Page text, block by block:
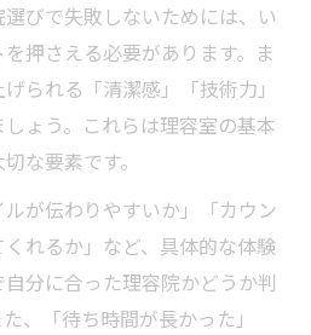
コミを活用する具体的手順
院探しは口コミ比較が効果
見極め方と注意点を解説
院の隠れた魅力も発掘でき
考になる口コミのポイント
践アドバイスまとめ
びで失敗しないためには、い
押さえる必要があります。ま
られる「清潔感」「技術力」
しょう。これらは理容室の基本
な要素です。
が伝わりやすいか」「カウン
れるか」など、具体的な体験
分に合った理容院かどうか判
、「待ち時間が長かった」